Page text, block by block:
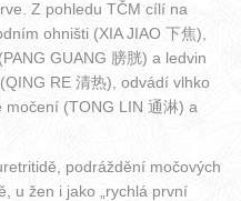
Z pohledu TČM cílí na
ohništi (XIA JIAO 下焦),
GUANG 膀胱) a ledvin
RE 清热), odvádí vlhko
(TONG LIN 通淋) a
podráždění močových
u žen i jako „rychlá první